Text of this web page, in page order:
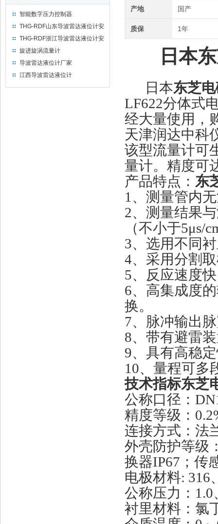
智能数字压力控制器
THG-RDF山东导波雷达液位计安
装方法
THG-RDF浙江导波雷达液位计安
装方法
旋进旋涡流量计
导波雷达液位计厂家
江西导波雷达液位计
产地 国产
质保 1年
日本
日本东芝
LF622分体式
经大量使用，
天津润达中科
该型流量计可
量计。精度可
产品特点： 东
1、测量管内
2、测量结果
（不小于5μs/
3、选用不同
4、采用分割
5、反应速度
6、高集成度
换。
7、脉冲输出
8、带有避雷
9、具有高稳
10、量程可多
技术指标东芝
公称口径：
精度等级：
连接方式：法
外壳防护等级
换器IP67；传
电极材料: 316
公称压力： 1.0
衬里材料：氯